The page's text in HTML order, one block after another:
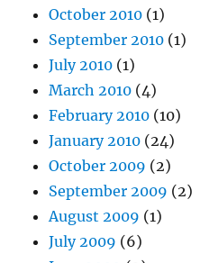
October 2010 (1)
September 2010 (1)
July 2010 (1)
March 2010 (4)
February 2010 (10)
January 2010 (24)
October 2009 (2)
September 2009 (2)
August 2009 (1)
July 2009 (6)